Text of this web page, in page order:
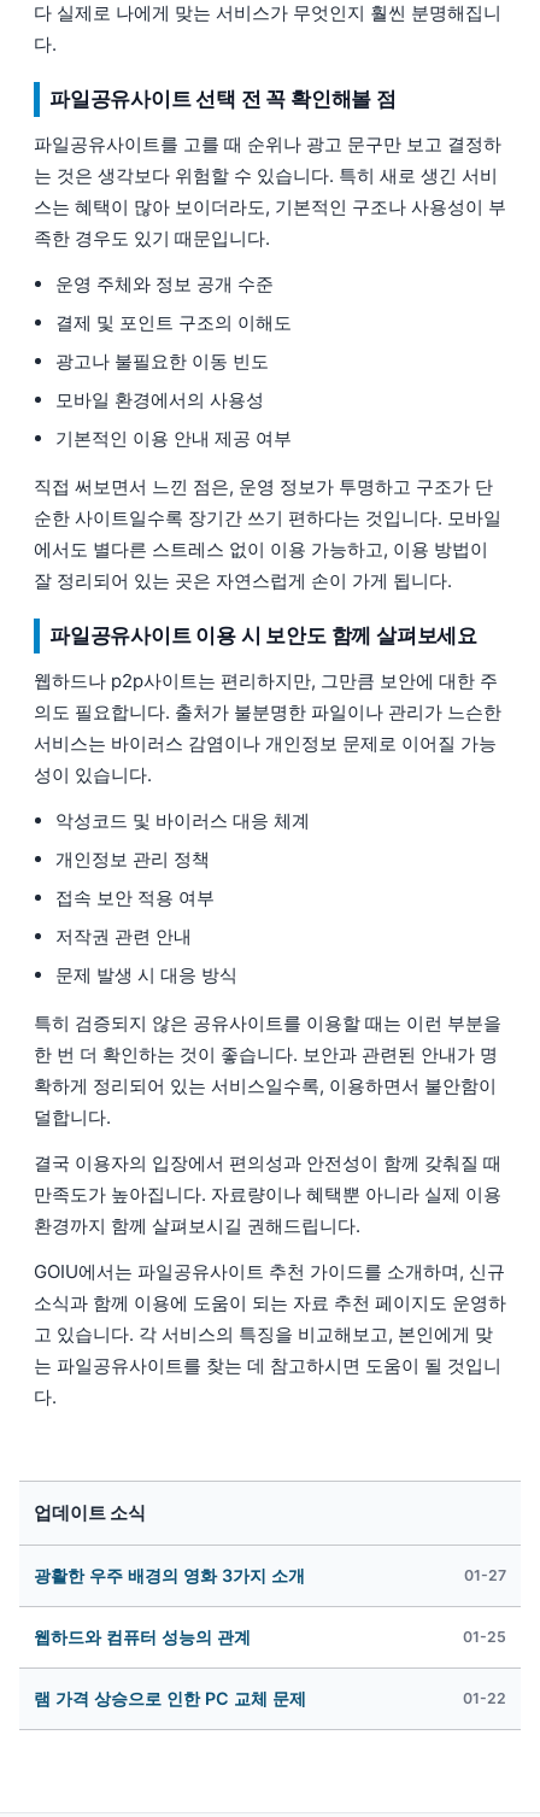
다 실제로 나에게 맞는 서비스가 무엇인지 훨씬 분명해집니
다.
파일공유사이트 선택 전 꼭 확인해볼 점
파일공유사이트를 고를 때 순위나 광고 문구만 보고 결정하
는 것은 생각보다 위험할 수 있습니다. 특히 새로 생긴 서비
스는 혜택이 많아 보이더라도, 기본적인 구조나 사용성이 부
족한 경우도 있기 때문입니다.
운영 주체와 정보 공개 수준
결제 및 포인트 구조의 이해도
광고나 불필요한 이동 빈도
모바일 환경에서의 사용성
기본적인 이용 안내 제공 여부
직접 써보면서 느낀 점은, 운영 정보가 투명하고 구조가 단
순한 사이트일수록 장기간 쓰기 편하다는 것입니다. 모바일
에서도 별다른 스트레스 없이 이용 가능하고, 이용 방법이
잘 정리되어 있는 곳은 자연스럽게 손이 가게 됩니다.
파일공유사이트 이용 시 보안도 함께 살펴보세요
웹하드나 p2p사이트는 편리하지만, 그만큼 보안에 대한 주
의도 필요합니다. 출처가 불분명한 파일이나 관리가 느슨한
서비스는 바이러스 감염이나 개인정보 문제로 이어질 가능
성이 있습니다.
악성코드 및 바이러스 대응 체계
개인정보 관리 정책
접속 보안 적용 여부
저작권 관련 안내
문제 발생 시 대응 방식
특히 검증되지 않은 공유사이트를 이용할 때는 이런 부분을
한 번 더 확인하는 것이 좋습니다. 보안과 관련된 안내가 명
확하게 정리되어 있는 서비스일수록, 이용하면서 불안함이
덜합니다.
결국 이용자의 입장에서 편의성과 안전성이 함께 갖춰질 때
만족도가 높아집니다. 자료량이나 혜택뿐 아니라 실제 이용
환경까지 함께 살펴보시길 권해드립니다.
GOIU에서는 파일공유사이트 추천 가이드를 소개하며, 신규
소식과 함께 이용에 도움이 되는 자료 추천 페이지도 운영하
고 있습니다. 각 서비스의 특징을 비교해보고, 본인에게 맞
는 파일공유사이트를 찾는 데 참고하시면 도움이 될 것입니
다.
업데이트 소식
광활한 우주 배경의 영화 3가지 소개 01-27
웹하드와 컴퓨터 성능의 관계 01-25
램 가격 상승으로 인한 PC 교체 문제 01-22